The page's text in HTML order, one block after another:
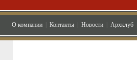
О компании| Контакты| Новости| Архклуб